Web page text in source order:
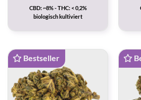
CBD: ~8% - THC: < 0,2%
biologisch kultiviert
Bestseller